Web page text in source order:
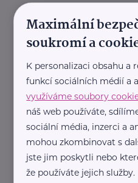
Mezi další časté chyby patří:
chybějící přehled o
placení jen části závazků
pozdní vyhledání
podání návrhu bez
Tyto chyby mají společný
vyjednávací pozici. Čím
možností máte.
Maximální
soukromí a
K personalizaci obsahu a
funkcí sociálních médií a
využíváme soubory
náš web používáte,
sociální média, inzerci a
mohou zkombinovat s
jste jim poskytli nebo
že používáte jejich služby.